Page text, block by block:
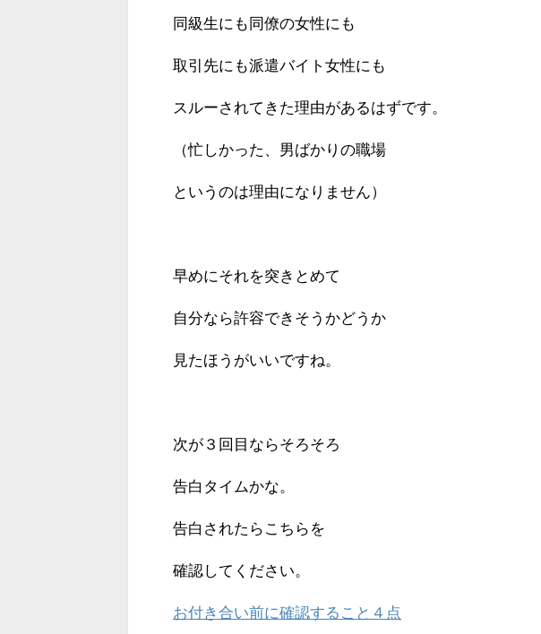
同級生にも同僚の女性にも
取引先にも派遣バイト女性にも
スルーされてきた理由があるはずです。
（忙しかった、男ばかりの職場
というのは理由になりません）
早めにそれを突きとめて
自分なら許容できそうかどうか
見たほうがいいですね。
次が３回目ならそろそろ
告白タイムかな。
告白されたらこちらを
確認してください。
お付き合い前に確認すること４点